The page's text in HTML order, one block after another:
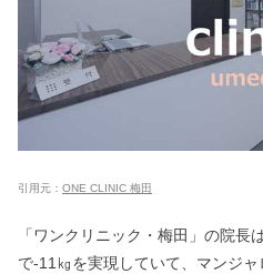
引用元： ONE CLINIC 梅田
「ワンクリニック・梅田」の院長
で-11㎏を実現していて、マンジ